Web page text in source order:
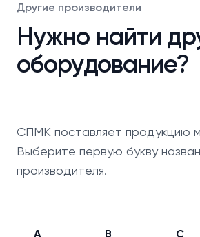
Другие производители
Нужно найти
оборудование?
СПМК поставляет продукцию
Выберите первую букву
производителя.
A B C